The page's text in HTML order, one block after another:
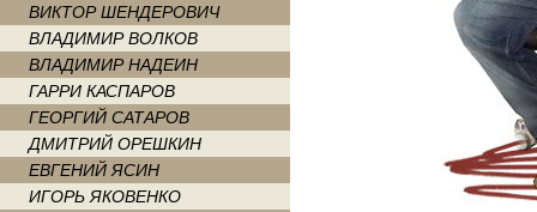
ВИКТОР ШЕНДЕРОВИЧ
ВЛАДИМИР ВОЛКОВ
ВЛАДИМИР НАДЕИН
ГАРРИ КАСПАРОВ
ГЕОРГИЙ САТАРОВ
ДМИТРИЙ ОРЕШКИН
ЕВГЕНИЙ ЯСИН
ИГОРЬ ЯКОВЕНКО